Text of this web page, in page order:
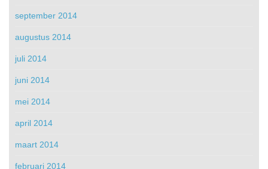
september 2014
augustus 2014
juli 2014
juni 2014
mei 2014
april 2014
maart 2014
februari 2014